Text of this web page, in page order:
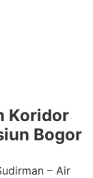
Koridor
Bogor
– Air